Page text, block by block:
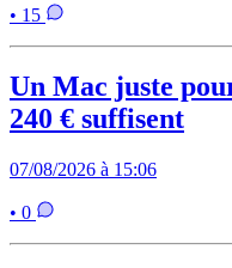
• 15
Un Mac juste
240 € suffisent
07/08/2026 à 15:06
• 0